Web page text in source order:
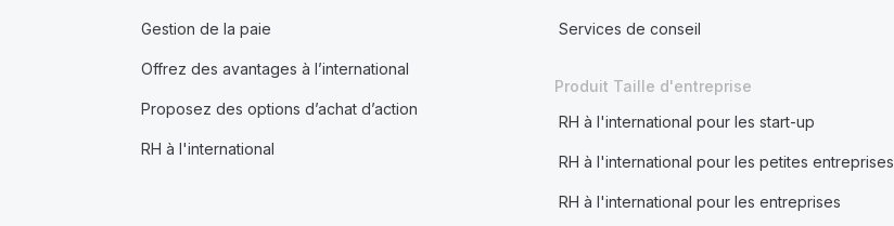
Gestion de la paie
Offrez des avantages à l’international
Proposez des options d’achat d’action
RH à l'international
Services de conseil
Produit Taille d'entreprise
RH à l'international pour les start-up
RH à l'international pour les petites entreprises
RH à l'international pour les entreprises